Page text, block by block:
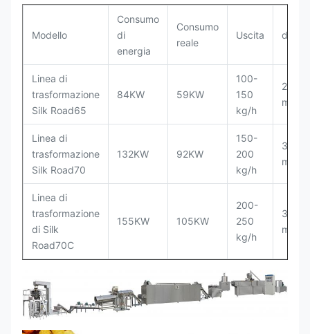
Modello
Consumo
di
energia
Consumo
reale
Uscita
Linea di
trasformazione
Silk Road65
84KW 59KW
100-
150
kg/h
Linea di
trasformazione
Silk Road70
132KW 92KW
150-
200
kg/h
Linea di
trasformazione
di Silk
Road70C
155KW 105KW
200-
250
kg/h